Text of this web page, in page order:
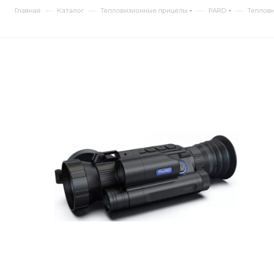
Главная — Каталог — Тепловизионные прицелы — PARD —